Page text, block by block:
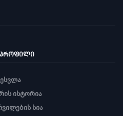
ᲞᲠᲝᲤᲘᲚᲘ
ისტორია
სია